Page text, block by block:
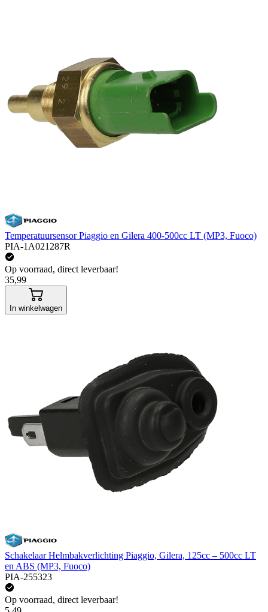
Temperatuursensor Piaggio en Gilera 400-500cc LT (MP3, Fuoco)
PIA-1A021287R
Op voorraad, direct leverbaar!
35,99
In winkelwagen
Schakelaar Helmbakverlichting Piaggio, Gilera, 125cc – 500cc LT
en ABS (MP3, Fuoco)
PIA-255323
Op voorraad, direct leverbaar!